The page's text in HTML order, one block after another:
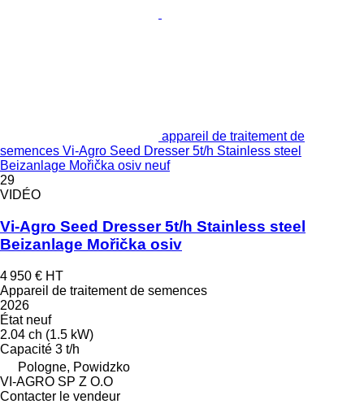
appareil de traitement de
semences Vi-Agro Seed Dresser 5t/h Stainless steel
Beizanlage Mořička osiv neuf
29
VIDÉO
Vi-Agro Seed Dresser 5t/h Stainless steel
Beizanlage Mořička osiv
4 950 € HT
Appareil de traitement de semences
2026
Étatneuf
2.04 ch (1.5 kW)
Capacité 3 t/h
Pologne, Powidzko
VI-AGRO SP Z O.O
Contacter le vendeur